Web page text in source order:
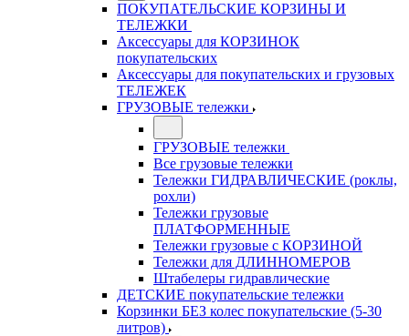
ПОКУПАТЕЛЬСКИЕ КОРЗИНЫ И
ТЕЛЕЖКИ
Аксессуары для КОРЗИНОК
покупательских
Аксессуары для покупательских и грузовых
ТЕЛЕЖЕК
ГРУЗОВЫЕ тележки
ГРУЗОВЫЕ тележки
Все грузовые тележки
Тележки ГИДРАВЛИЧЕСКИЕ (роклы,
рохли)
Тележки грузовые
ПЛАТФОРМЕННЫЕ
Тележки грузовые с КОРЗИНОЙ
Тележки для ДЛИННОМЕРОВ
Штабелеры гидравлические
ДЕТСКИЕ покупательские тележки
Корзинки БЕЗ колес покупательские (5-30
литров)